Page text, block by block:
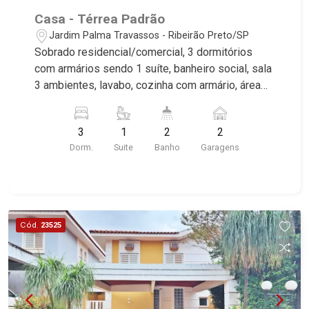
Casa - Térrea Padrão
Jardim Palma Travassos - Ribeirão Preto/SP
Sobrado residencial/comercial, 3 dormitórios
com armários sendo 1 suíte, banheiro social, sala
3 ambientes, lavabo, cozinha com armário, área
salas comerciais, recepção, 2 vagas cobertas,
excelente localização, próximo ao Estádio do
Comercial.
3
Dorm.
1
Suite
2
Banho
2
Garagens
Cód. 23525